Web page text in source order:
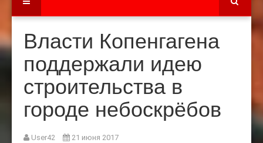
Власти Копенгагена
поддержали идею
строительства в
городе небоскрёбов
User42
21 июня 2017